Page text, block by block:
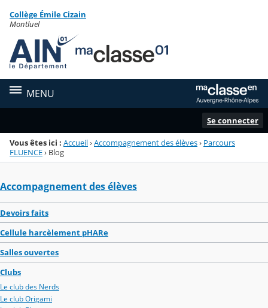
Menu de la rubrique
Contenu
Collège Émile Cizain
Montluel
MENU
Se connecter
Vous êtes ici : Accueil›Accompagnement des élèves› Parcours
FLUENCE› Blog
Accompagnement des élèves
Devoirs faits
Cellule harcèlement pHARe
Salles ouvertes
Clubs
Le club des Nerds
Le club Origami